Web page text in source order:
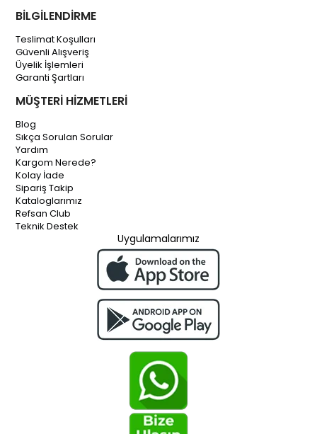
BİLGİLENDİRME
Teslimat Koşulları
Güvenli Alışveriş
Üyelik İşlemleri
Garanti Şartları
MÜŞTERİ HİZMETLERİ
Blog
Sıkça Sorulan Sorular
Yardım
Kargom Nerede?
Kolay İade
Sipariş Takip
Kataloglarımız
Refsan Club
Teknik Destek
Uygulamalarımız